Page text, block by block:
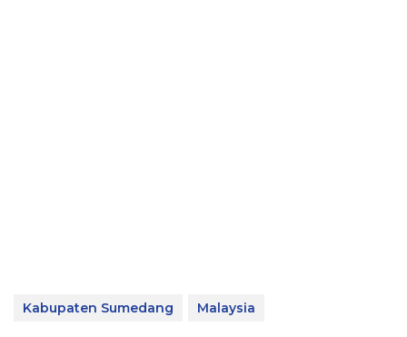
Kabupaten Sumedang Malaysia